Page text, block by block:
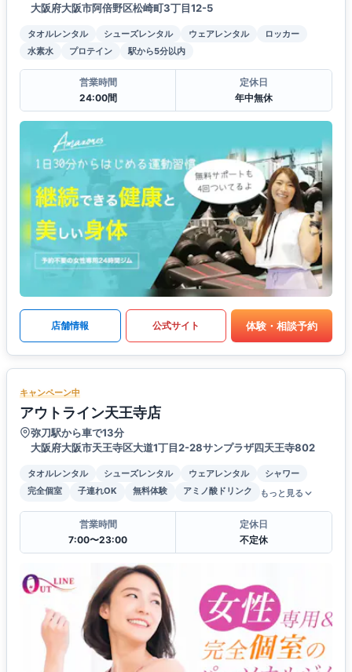
大阪府大阪市阿倍野区松崎町3丁目12-5
タオルレンタル シューズレンタル ウェアレンタル
ロッカー
水素水
プロテイン 駅から5分以内
営業時間
24:00間
定休日
年中無休
店舗情報 公式サイト 体験・相談予約
キャンペーン中
アウトライン天王寺店
弥刀駅から車で13分
大阪府大阪市天王寺区大道1丁目2-28サンプラザ四天王寺802
タオルレンタル シューズレンタル ウェアレンタル
シャワー
完全個室
子連れOK 無料体験 アミノ酸ドリンク もっと見る
営業時間
7:00〜23:00
定休日
不定休